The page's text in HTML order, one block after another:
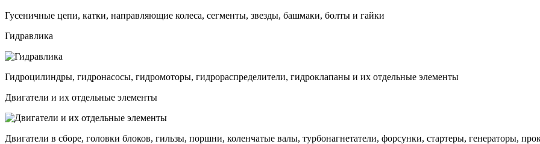
Гусеничные цепи, катки, направляющие колеса, сегменты, звезды, башмаки, болты и гайки
Гидравлика
Гидроцилиндры, гидронасосы, гидромоторы, гидрораспределители, гидроклапаны и их отдельные элементы
Двигатели и их отдельные элементы
Двигатели в сборе, головки блоков, гильзы, поршни, коленчатые валы, турбонагнетатели, форсунки, стартеры, генераторы,